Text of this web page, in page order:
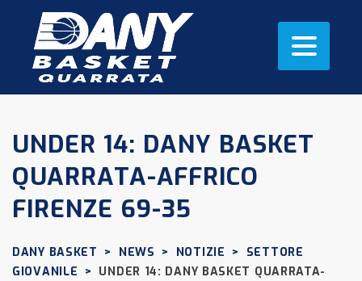
UNDER 14: DANY BASKET
QUARRATA-AFFRICO
FIRENZE 69-35
DANY BASKET > NEWS > NOTIZIE >
SETTORE
GIOVANILE > UNDER 14: DANY BASKET QUARRATA-